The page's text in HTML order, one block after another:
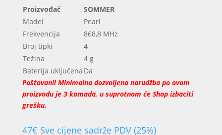
Proizvođač
SOMMER
Model
Pearl
Frekvencija
868,8 MHz
Broj tipki
4
Težina
4 g
Baterija uključena Da
Poštovani! Minimalna dozvoljena narudžba po ovom
proizvodu je 3 komada, u suprotnom će Shop izbaciti
grešku.
47€ Sve cijene sadrže PDV (25%)